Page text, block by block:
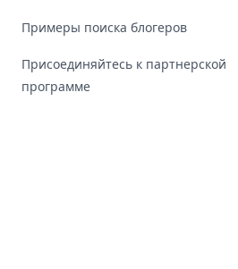
Примеры поиска блогеров
Присоединяйтесь к партнерской
программе